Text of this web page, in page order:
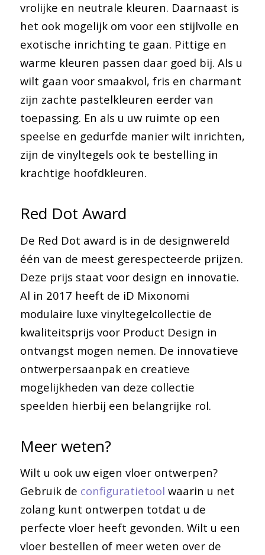
vrolijke en neutrale kleuren. Daarnaast is
het ook mogelijk om voor een stijlvolle en
exotische inrichting te gaan. Pittige en
warme kleuren passen daar goed bij. Als u
wilt gaan voor smaakvol, fris en charmant
zijn zachte pastelkleuren eerder van
toepassing. En als u uw ruimte op een
speelse en gedurfde manier wilt inrichten,
zijn de vinyltegels ook te bestelling in
krachtige hoofdkleuren.
Red Dot Award
De Red Dot award is in de designwereld
één van de meest gerespecteerde prijzen.
Deze prijs staat voor design en innovatie.
Al in 2017 heeft de iD Mixonomi
modulaire luxe vinyltegelcollectie de
kwaliteitsprijs voor Product Design in
ontvangst mogen nemen. De innovatieve
ontwerpersaanpak en creatieve
mogelijkheden van deze collectie
speelden hierbij een belangrijke rol.
Meer weten?
Wilt u ook uw eigen vloer ontwerpen?
Gebruik de configuratietool waarin u net
zolang kunt ontwerpen totdat u de
perfecte vloer heeft gevonden. Wilt u een
vloer bestellen of meer weten over de